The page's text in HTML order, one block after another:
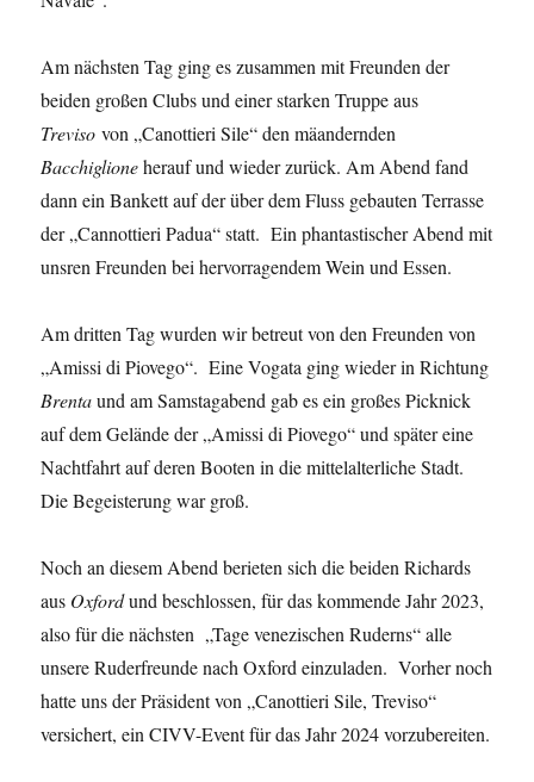
Am nächsten Tag ging es zusammen mit Freunden der
beiden großen Clubs und einer starken Truppe aus
Treviso von „Canottieri Sile“ den mäandernden
Bacchiglioneherauf und wieder zurück. Am Abend fand
dann ein Bankett auf der über dem Fluss gebauten Terrasse
der „Cannottieri Padua“ statt. Ein phantastischer Abend mit
unsren Freunden bei hervorragendem Wein und Essen.
Am dritten Tag wurden wir betreut von den Freunden von
„Amissi di Piovego“. Eine Vogata ging wieder in Richtung
Brentaund am Samstagabend gab es ein großes Picknick
auf dem Gelände der „Amissi di Piovego“ und später eine
Nachtfahrt auf deren Booten in die mittelalterliche Stadt.
Die Begeisterung war groß.
Noch an diesem Abend berieten sich die beiden Richards
aus Oxfordund beschlossen, für das kommende Jahr 2023,
also für die nächsten „Tage venezischen Ruderns“ alle
unsere Ruderfreunde nach Oxford einzuladen. Vorher noch
hatte uns der Präsident von „Canottieri Sile, Treviso“
versichert, ein CIVV-Event für das Jahr 2024 vorzubereiten.